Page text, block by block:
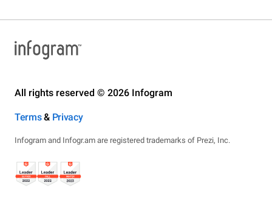
All rights reserved © 2026 Infogram
Terms& Privacy
Infogram and Infogr.am are registered trademarks of Prezi, Inc.